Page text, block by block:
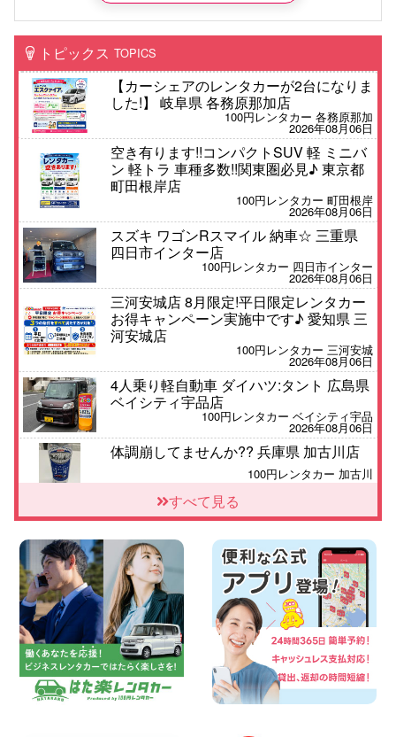
トピックス TOPICS
【カーシェアのレンタカーが2台になりま
した!】 岐阜県 各務原那加店
100円レンタカー 各務原那加
2026年08月06日
空き有ります!!コンパクトSUV 軽 ミニバ
ン 軽トラ 車種多数!!関東圏必見♪ 東京都
町田根岸店
100円レンタカー 町田根岸
2026年08月06日
スズキ ワゴンRスマイル 納車☆ 三重県
四日市インター店
100円レンタカー 四日市インター
2026年08月06日
三河安城店 8月限定!平日限定レンタカー
お得キャンペーン実施中です♪ 愛知県 三
河安城店
100円レンタカー 三河安城
2026年08月06日
4人乗り軽自動車 ダイハツ:タント 広島県
ベイシティ宇品店
100円レンタカー ベイシティ宇品
2026年08月06日
体調崩してませんか?? 兵庫県 加古川店
100円レンタカー 加古川
【佐渡の夏はレンタカーで自由に!】 新潟
100円レンタカー 両津
2026年08月06日
佐渡空港店はお盆も休まず営業中! 新潟県
佐渡空港店
100円レンタカー 佐渡空港
2026年08月06日
今週末空きあります☆ 大阪府 寝屋川太間
東町店
100円レンタカー 寝屋川太間東町
2026年08月06日
すべて見る